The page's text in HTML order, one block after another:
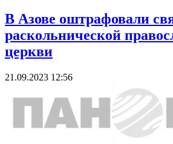
В Азове оштрафовали
раскольнической
церкви
21.09.2023 12:56